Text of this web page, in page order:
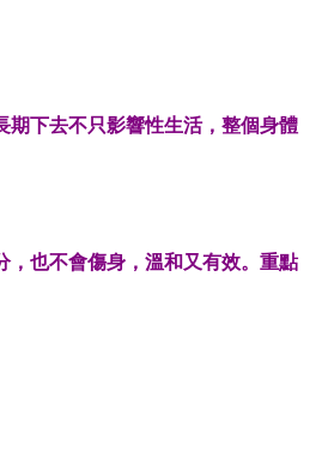
期下去不只影響性生活，整個身體
，也不會傷身，溫和又有效。重點